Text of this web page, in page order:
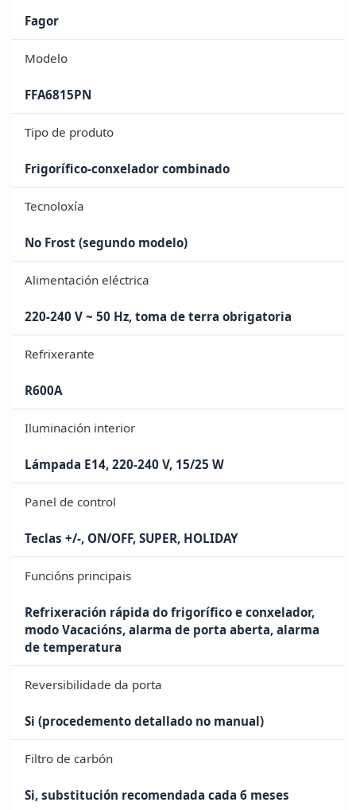
Fagor
Modelo
FFA6815PN
Tipo de produto
Frigorífico-conxelador combinado
Tecnoloxía
No Frost (segundo modelo)
Alimentación eléctrica
220-240 V ~ 50 Hz, toma de terra obrigatoria
Refrixerante
R600A
Iluminación interior
Lámpada E14, 220-240 V, 15/25 W
Panel de control
Teclas +/-, ON/OFF, SUPER, HOLIDAY
Funcións principais
Refrixeración rápida do frigorífico e conxelador,
modo Vacacións, alarma de porta aberta, alarma
de temperatura
Reversibilidade da porta
Si (procedemento detallado no manual)
Filtro de carbón
Si, substitución recomendada cada 6 meses